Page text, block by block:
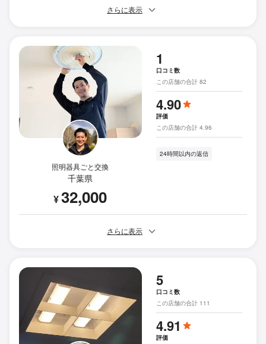
さらに表示
照明器具ごと交換
千葉県
¥32,000
1
口コミ数
この店舗の合計 82
4.90
評価
この店舗の合計 4.96
24時間以内の返信
さらに表示
5
口コミ数
この店舗の合計 111
4.91
評価